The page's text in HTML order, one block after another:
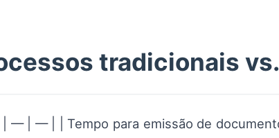
tradicionais
| — | — | | Tempo para emissão de